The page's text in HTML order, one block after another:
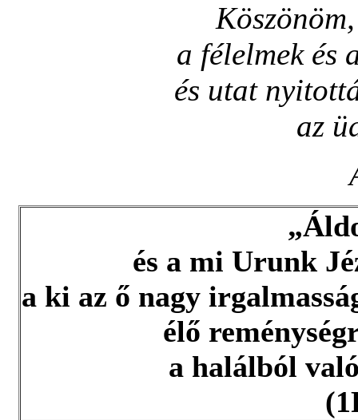
a félelmek és
és utat
az
és a mi Urunk
a ki az ő nagy
élő
a halálból